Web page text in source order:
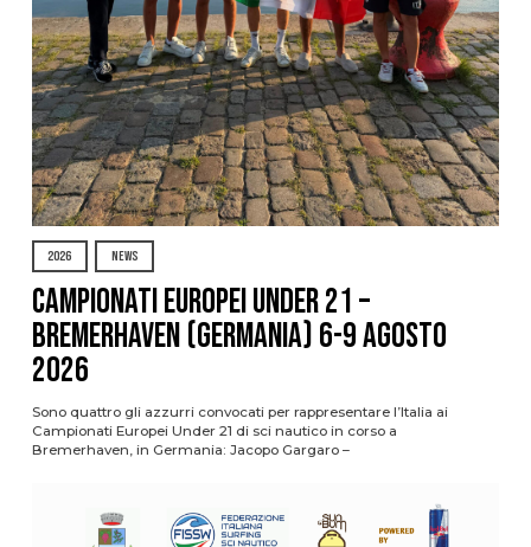
2026 NEWS
Campionati Europei Under 21 –
Bremerhaven (Germania) 6-9 agosto
2026
Sono quattro gli azzurri convocati per rappresentare l’Italia ai
Campionati Europei Under 21 di sci nautico in corso a
Bremerhaven, in Germania: Jacopo Gargaro –